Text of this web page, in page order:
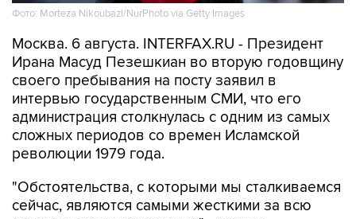
Москва. 6 августа. INTERFAX.RU - Президент
своего пребывания на посту заявил в
интервью государственным СМИ, что его
администрация столкнулась с одним из самых
сложных периодов со времен Исламской
революции 1979 года.
"Обстоятельства, с которыми мы сталкиваемся
историю после революции", - сказал
Пезешкиан.